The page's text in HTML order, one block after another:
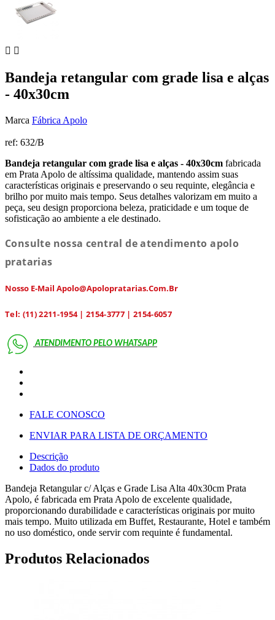
 
Bandeja retangular com grade lisa e alças
- 40x30cm
Marca Fábrica Apolo
ref: 632/B
Bandeja retangular com grade lisa e alças - 40x30cm fabricada
em Prata Apolo de altíssima qualidade, mantendo assim suas
características originais e preservando o seu requinte, elegância e
brilho por muito mais tempo. Seus detalhes valorizam em muito a
peça, seu design proporciona beleza, praticidade e um toque de
sofisticação ao ambiente a ele destinado.
Consulte nossa central de atendimento apolo
pratarias
Nosso E-Mail Apolo@apolopratarias.com.br
Tel: (11) 2211-1954 | 2154-3777 | 2154-6057
ATENDIMENTO PELO WHATSAPP
FALE CONOSCO
ENVIAR PARA LISTA DE ORÇAMENTO
Descrição
Dados do produto
Bandeja Retangular c/ Alças e Grade Lisa Alta 40x30cm Prata
Apolo, é fabricada em Prata Apolo de excelente qualidade,
proporcionando durabilidade e características originais por muito
mais tempo. Muito utilizada em Buffet, Restaurante, Hotel e também
no uso doméstico, onde servir com requinte é fundamental.
Produtos Relacionados